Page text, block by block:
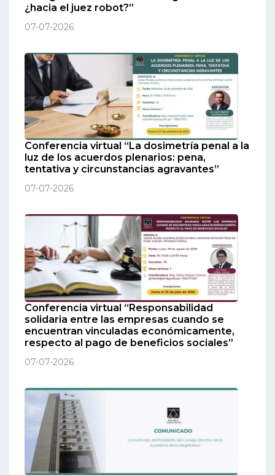
¿hacia el juez robot?”
07-07-2026
Conferencia virtual “La dosimetría penal a la
luz de los acuerdos plenarios: pena,
tentativa y circunstancias agravantes”
07-07-2026
Conferencia virtual “Responsabilidad
solidaria entre las empresas cuando se
encuentran vinculadas económicamente,
respecto al pago de beneficios sociales”
07-07-2026